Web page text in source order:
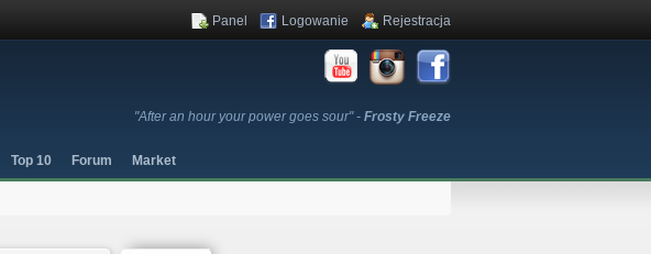
"After an hour your power goes sour" - Frosty Freeze
Panel Logowanie Rejestracja
Top 10 Forum Market